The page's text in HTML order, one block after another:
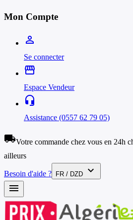
Mon Compte
person_outline
Se connecter
storefront
Espace Vendeur
headset_mic
Assistance (0557 62 79 05)
local_shippingVotre commande chez vous en 24h
ailleurs
Besoin d'aide ? FR / DZD
expand_more
menu